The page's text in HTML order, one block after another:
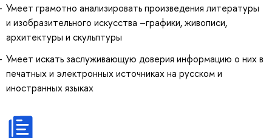
Умеет грамотно анализировать произведения литературы
и изобразительного искусства –графики, живописи,
архитектуры и скульптуры
Умеет искать заслуживающую доверия информацию о них в
печатных и электронных источниках на русском и
иностранных языках